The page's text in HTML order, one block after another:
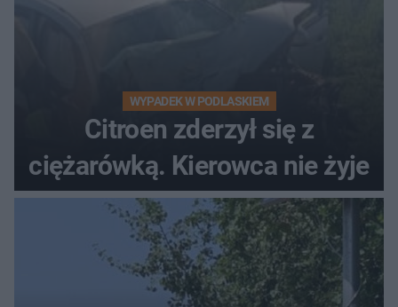
WYPADEK W PODLASKIEM
Citroen zderzył się z
ciężarówką. Kierowca nie żyje